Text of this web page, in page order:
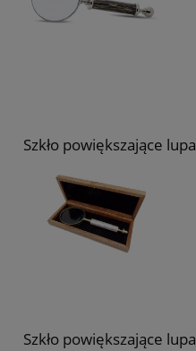
Szkło powiększające lupa
Szkło powiększające lupa